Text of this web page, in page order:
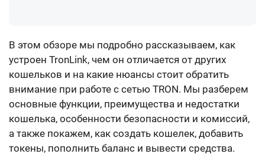
В этом обзоре мы подробно рассказываем, как
устроен TronLink, чем он отличается от других
кошельков и на какие нюансы стоит обратить
внимание при работе с сетью TRON. Мы разберем
основные функции, преимущества и недостатки
кошелька, особенности безопасности и комиссий,
а также покажем, как создать кошелек, добавить
токены, пополнить баланс и вывести средства.